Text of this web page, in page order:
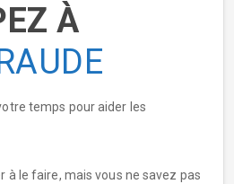
À
temps pour aider les
à le faire, mais vous ne savez pas